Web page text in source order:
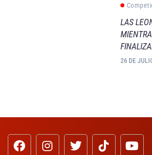
LAS
26 DE